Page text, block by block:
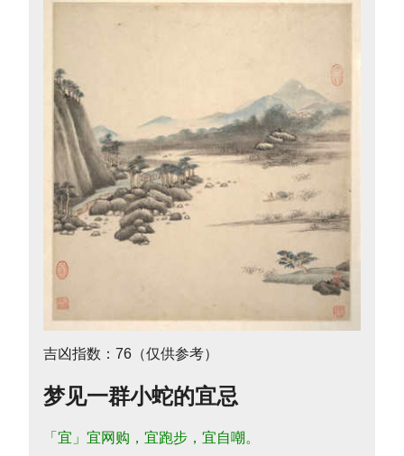
吉凶指数：76（仅供参考）
梦见一群小蛇的宜忌
「宜」宜网购，宜跑步，宜自嘲。